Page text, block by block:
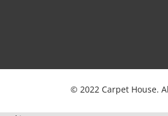
© 2022 Carpet House.